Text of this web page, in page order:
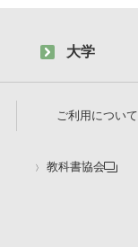
大学
ご利用について
教科書協会